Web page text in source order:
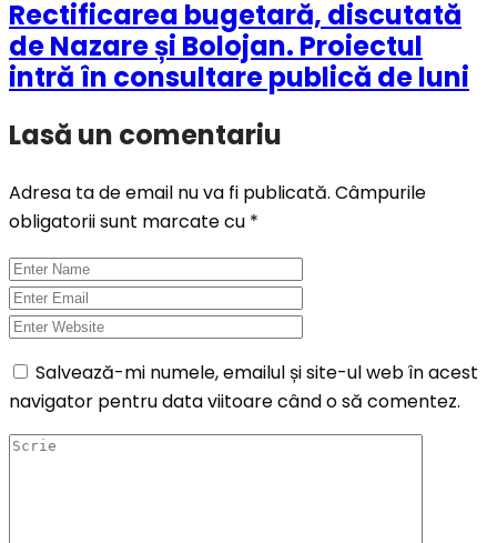
Rectificarea bugetară, discutată
de Nazare și Bolojan. Proiectul
intră în consultare publică de luni
Lasă un comentariu
Adresa ta de email nu va fi publicată. Câmpurile
obligatorii sunt marcate cu *
Salvează-mi numele, emailul și site-ul web în acest
navigator pentru data viitoare când o să comentez.